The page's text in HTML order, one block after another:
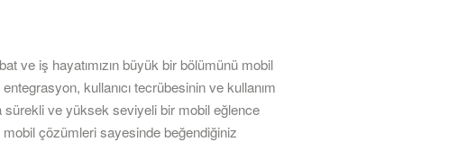
ve iş hayatımızın büyük bir bölümünü mobil
kullanıcı tecrübesinin ve kullanım
sürekli ve yüksek seviyeli bir mobil eğlence
çözümleri sayesinde beğendiğiniz